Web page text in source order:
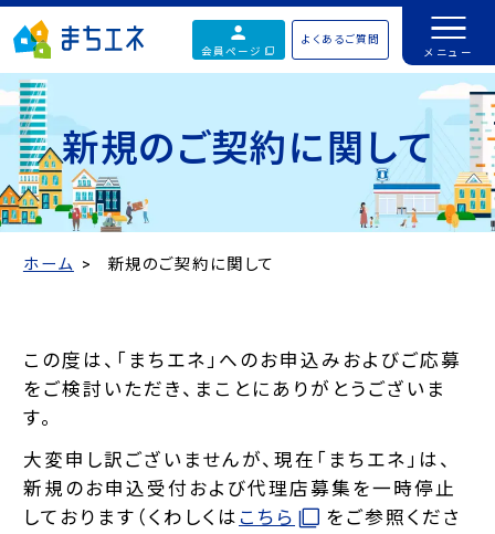
会員ページ
よくあるご質問
新規のご契約に関して
ホーム 新規のご契約に関して
この度は、「まちエネ」へのお申込みおよびご応募
をご検討いただき、まことにありがとうございま
す。
大変申し訳ございませんが、現在「まちエネ」は、
新規のお申込受付および代理店募集を一時停止
しております（くわしくは こちら
をご参照くださ